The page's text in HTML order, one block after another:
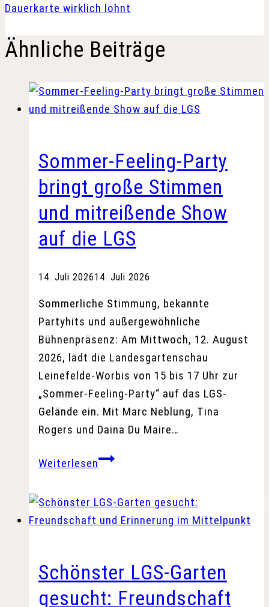
Dauerkarte wirklich lohnt
Ähnliche Beiträge
Sommer-Feeling-Party
bringt große Stimmen
und mitreißende Show
auf die LGS
14. Juli 202614. Juli 2026
Sommerliche Stimmung, bekannte
Partyhits und außergewöhnliche
Bühnenpräsenz: Am Mittwoch, 12. August
2026, lädt die Landesgartenschau
Leinefelde-Worbis von 15 bis 17 Uhr zur
„Sommer-Feeling-Party“ auf das LGS-
Gelände ein. Mit Marc Neblung, Tina
Rogers und Daina Du Maire…
WeiterlesenSommer-
bringt
und
mitreißende
Show
Schönster LGS-Garten
gesucht: Freundschaft